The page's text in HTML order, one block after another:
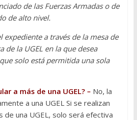
de las Fuerzas Armadas o de
de alto nivel.
expediente a través de la mesa de
de la UGEL en la que desea
solo está permitida una sola
a más de una UGEL? – No, la
a una UGEL Si se realizan
de una UGEL, solo será efectiva